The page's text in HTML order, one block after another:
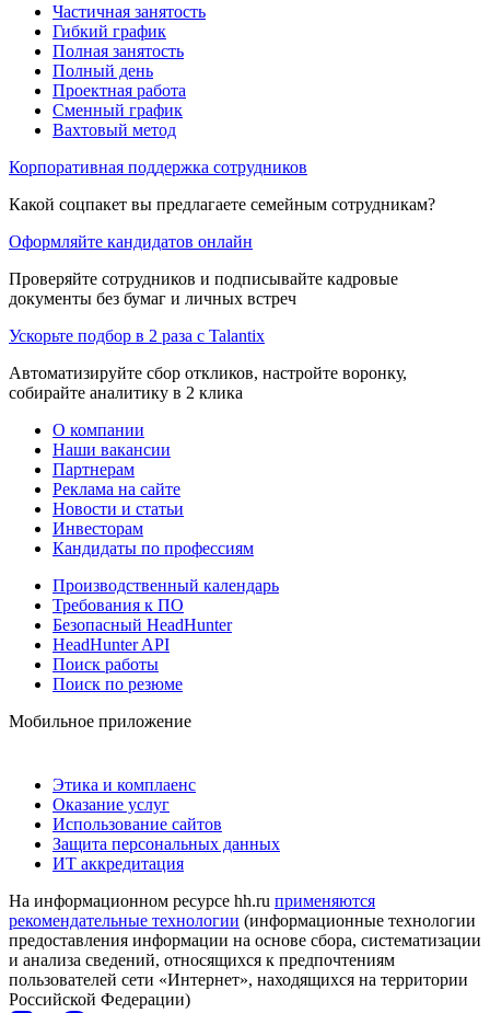
Частичная занятость
Гибкий график
Полная занятость
Полный день
Проектная работа
Сменный график
Вахтовый метод
Корпоративная поддержка сотрудников
Какой соцпакет вы предлагаете семейным сотрудникам?
Оформляйте кандидатов онлайн
Проверяйте сотрудников и подписывайте кадровые
документы без бумаг и личных встреч
Ускорьте подбор в 2 раза с Talantix
Автоматизируйте сбор откликов, настройте воронку,
собирайте аналитику в 2 клика
О компании
Наши вакансии
Партнерам
Реклама на сайте
Новости и статьи
Инвесторам
Кандидаты по профессиям
Производственный календарь
Требования к ПО
Безопасный HeadHunter
HeadHunter API
Поиск работы
Поиск по резюме
Мобильное приложение
Этика и комплаенс
Оказание услуг
Использование сайтов
Защита персональных данных
ИТ аккредитация
На информационном ресурсе hh.ru применяются
рекомендательные технологии (информационные технологии
предоставления информации на основе сбора, систематизации
и анализа сведений, относящихся к предпочтениям
пользователей сети «Интернет», находящихся на территории
Российской Федерации)